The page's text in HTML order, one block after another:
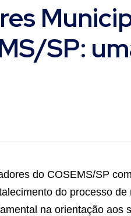
SP:
do COSEMS/SP
do processo
na orientação aos